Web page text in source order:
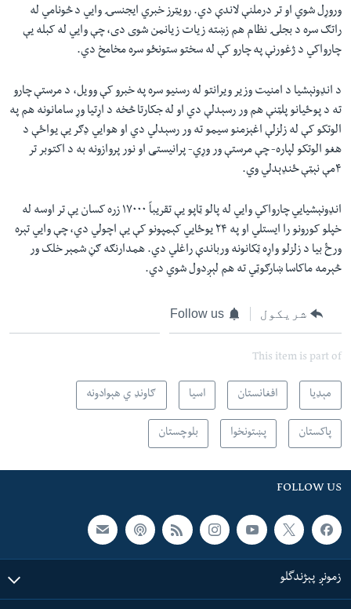
وروړل شوي او تر درملنې لاندې دي. رویټرز خبري ایجنسۍ وایي د څونامي له
راتګ سره د بجلۍ نظام هم زښته زیات زیانمن شوی دی، چې وايي له کبله یې
چارواکي د ژغورنې په چارو کې له سختو ستونځو سره مخامخ دي.
د انډونېشیا د امنیت وزیر ویرانتو له رسنیو سره په خبرو کې وویل، د مرستې چارو
ته د پوځیانو پلټنې هم ور رسېدلې دي او له جکارتا څخه د اړتیا وړ سامانونه هم په
الوتکو کې له زلزلې اغېزمنو سیمو ته ور رسېدلي دي او هوايي ډګر یې یواځې د
هغو الوتکو لپاره- چې مرستې ور وړي- پرانیستی او نور پروازونه به د اکتوبر تر
۴مې نېټې ځنډېدلي وي.
انډونېشیایي چارواکي وایي له پالو ټاپو یې تقریباً ۱۷۰۰۰ زره کسان یې تر اوسه له
خپلو کورونو را ایستلي او په ۲۴ یوځایي کېمپونو کې یې اچولي دي، چې وایي تېره
ورځ بیا د زلزلو واړه ټکانونه ورباندې راغلي دي. همدارنګه ګڼ شمېر خلک ور
څېرمه ماکاسا ښارګوټي ته هم لېږدول شوي دي.
شریکول Follow us
This item is part of
مېډیا افغانستان اسیا ګاونډ ي هېوادونه
پاکستان پښتونخوا بلوچستان
FOLLOW US
زمونږ پېژندگلو